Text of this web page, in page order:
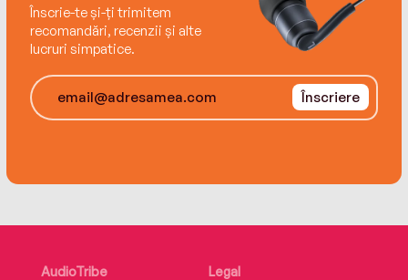
Prepare to be bewitched by Juno Dawson’s first
adult series. A story of ancient prophecies and
demonic frenemies.
Înscrie-te și-ți trimitem
recomandări, recenzii și alte
lucruri simpatice.
Înscriere
AudioTribe
Legal